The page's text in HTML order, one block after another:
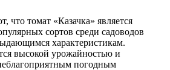
что томат «Казачка» является
сортов среди садоводов
характеристикам.
высокой урожайностью и
погодным